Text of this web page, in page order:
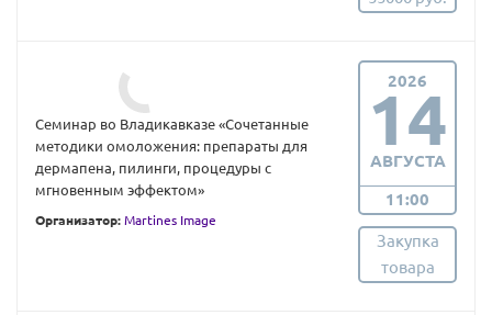
Семинар во Владикавказе «Сочетанные
методики омоложения: препараты для
дермапена, пилинги, процедуры с
мгновенным эффектом»
Организатор: Martines Image
2026
14
АВГУСТА
11:00
Закупка
товара